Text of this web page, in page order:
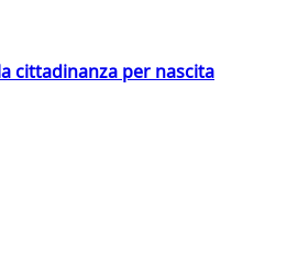
cittadinanza per nascita